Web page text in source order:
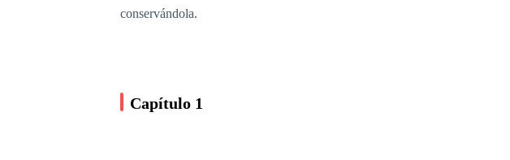
conservándola.
Capítulo 1